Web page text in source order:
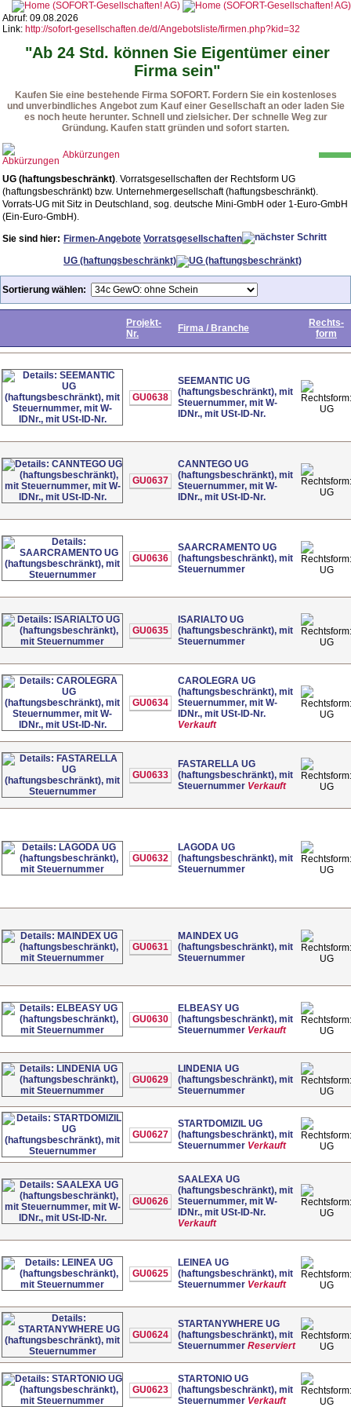
Abruf: 09.08.2026
Link: http://sofort-gesellschaften.de/d/Angebotsliste/firmen.php?kid=32
"Ab 24 Std. können Sie Eigentümer einer
Firma sein"
Kaufen Sie eine bestehende Firma SOFORT. Fordern Sie ein kostenloses
und unverbindliches Angebot zum Kauf einer Gesellschaft an oder laden Sie
es noch heute herunter. Schnell und zielsicher. Der schnelle Weg zur
Gründung. Kaufen statt gründen und sofort starten.
Abkürzungen
UG (haftungsbeschränkt). Vorratsgesellschaften der Rechtsform UG
(haftungsbeschränkt) bzw. Unternehmergesellschaft (haftungsbeschränkt).
Vorrats-UG mit Sitz in Deutschland, sog. deutsche Mini-GmbH oder 1-Euro-GmbH
(Ein-Euro-GmbH).
Sie sind hier: Firmen-Angebote Vorratsgesellschaften
UG (haftungsbeschränkt)
Sortierung wählen:
Projekt-
Nr.
Firma / Branche
Rechts-
form
GU0638
SEEMANTIC UG
(haftungsbeschränkt), mit
Steuernummer, mit W-
IDNr., mit USt-ID-Nr.
UG
GU0637
CANNTEGO UG
(haftungsbeschränkt), mit
Steuernummer, mit W-
IDNr., mit USt-ID-Nr.
UG
GU0636
SAARCRAMENTO UG
(haftungsbeschränkt), mit
Steuernummer
UG
GU0635
ISARIALTO UG
(haftungsbeschränkt), mit
Steuernummer
UG
GU0634
CAROLEGRA UG
(haftungsbeschränkt), mit
Steuernummer, mit W-
IDNr., mit USt-ID-Nr.
Verkauft
UG
GU0633
FASTARELLA UG
(haftungsbeschränkt), mit
Steuernummer Verkauft UG
GU0632
LAGODA UG
(haftungsbeschränkt), mit
Steuernummer
UG
GU0631
MAINDEX UG
(haftungsbeschränkt), mit
Steuernummer
UG
GU0630
ELBEASY UG
(haftungsbeschränkt), mit
Steuernummer Verkauft UG
GU0629
LINDENIA UG
(haftungsbeschränkt), mit
Steuernummer
UG
GU0627
STARTDOMIZIL UG
(haftungsbeschränkt), mit
Steuernummer Verkauft UG
GU0626
SAALEXA UG
(haftungsbeschränkt), mit
Steuernummer, mit W-
IDNr., mit USt-ID-Nr.
Verkauft
UG
GU0625
LEINEA UG
(haftungsbeschränkt), mit
Steuernummer Verkauft UG
GU0624
STARTANYWHERE UG
(haftungsbeschränkt), mit
Steuernummer Reserviert UG
GU0623
STARTONIO UG
(haftungsbeschränkt), mit
Steuernummer Verkauft UG